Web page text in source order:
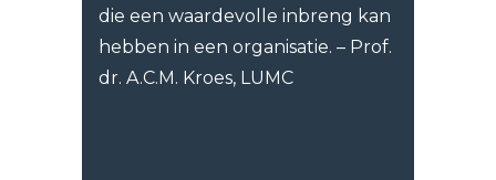
die een waardevolle inbreng kan
hebben in een organisatie. – Prof.
dr. A.C.M. Kroes, LUMC